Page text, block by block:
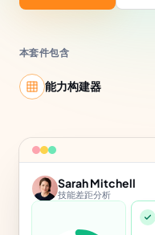
本套件包含
能力构建器
Sarah Mitchell
技能差距分析